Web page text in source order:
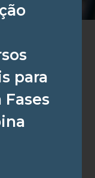
aos recentes
propriedades
para